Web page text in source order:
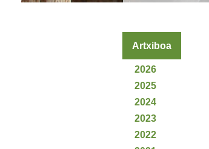
Artxiboa
2026
2025
2024
2023
2022